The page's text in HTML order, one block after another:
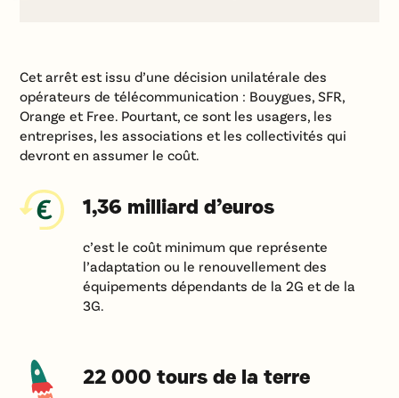
Cet arrêt est issu d’une décision unilatérale des
opérateurs de télécommunication : Bouygues, SFR,
Orange et Free. Pourtant, ce sont les usagers, les
entreprises, les associations et les collectivités qui
devront en assumer le coût.
1,36 milliard d’euros
c’est le coût minimum que représente
l’adaptation ou le renouvellement des
équipements dépendants de la 2G et de la
3G.
22 000 tours de la terre